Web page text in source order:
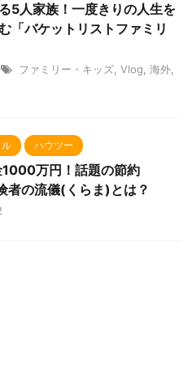
5人家族！一度きりの人生を
「バケットリストファミリ
ファミリー・キッズ Vlog 海外
ハウツー
万円！話題の節約
者の流儀(くらま)とは？